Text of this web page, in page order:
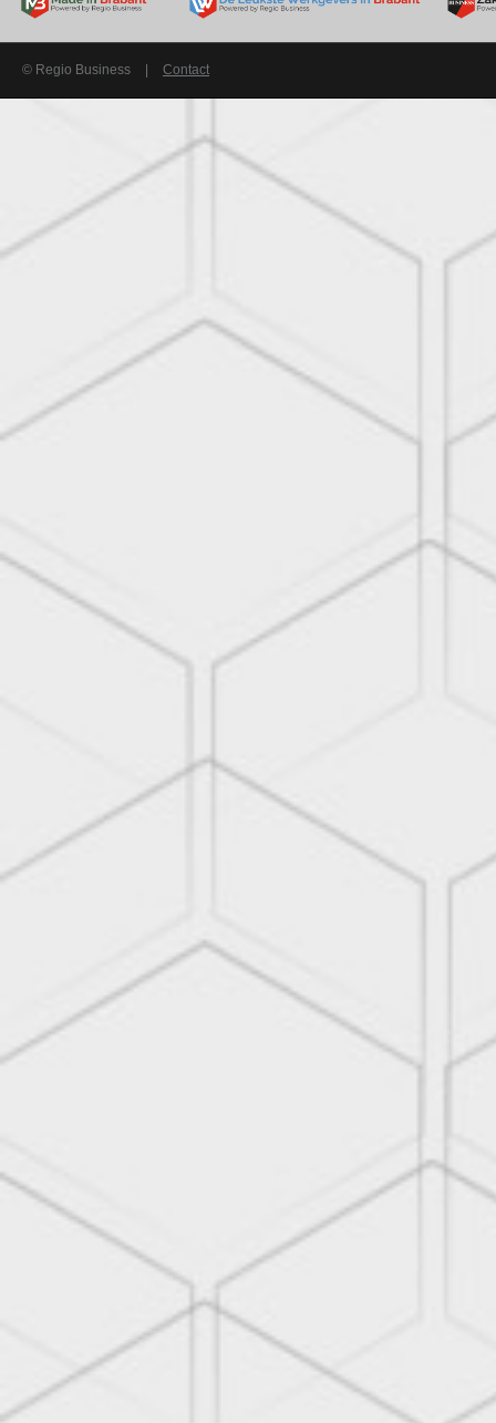
© Regio Business Contact